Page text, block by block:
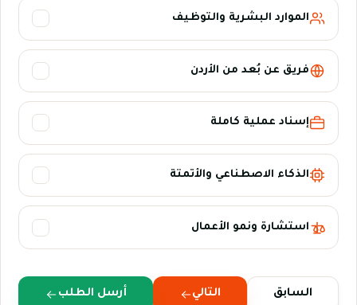
الموارد البشرية والتوظيف
فريق عن بُعد من الأردن
إسناد عملية كاملة
الذكاء الاصطناعي والأتمتة
استشارة ونمو الأعمال
السابق التالي أرسل الطلب